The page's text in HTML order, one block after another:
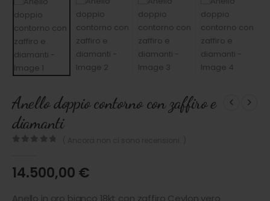
Anello doppio contorno con zaffiro e
diamanti
14.500,00 €